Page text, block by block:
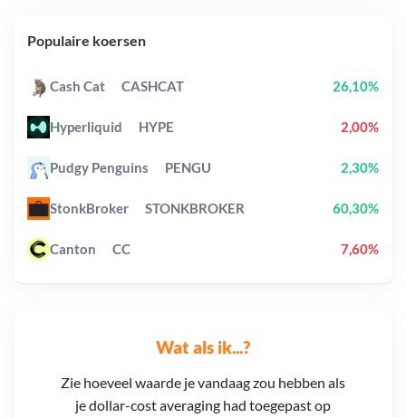
Wat als ik...?
Zie hoeveel waarde je vandaag zou hebben als
je dollar-cost averaging had toegepast op
Populaire koersen
Cash Cat CASHCAT 26,10%
Hyperliquid HYPE 2,00%
Pudgy Penguins PENGU 2,30%
StonkBroker STONKBROKER 60,30%
Canton CC 7,60%